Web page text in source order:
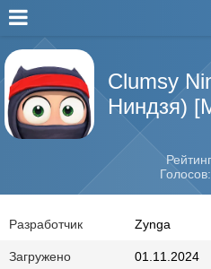
Clumsy
Ниндзя)
Разработчик Zynga
Загружено 01.11.2024